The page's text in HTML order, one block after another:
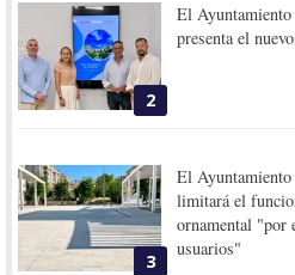
2
El
presenta el
3
El
limitará el
ornamental "por
usuarios"